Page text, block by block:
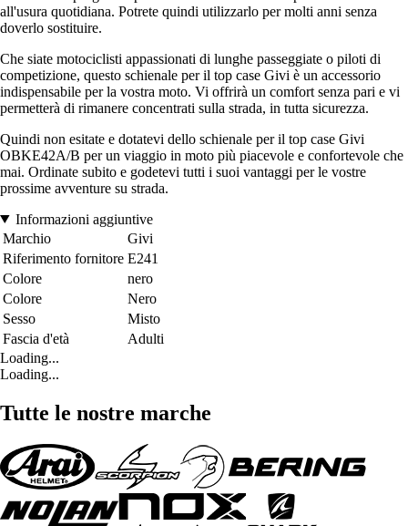
all'usura quotidiana. Potrete quindi utilizzarlo per molti anni senza
doverlo sostituire.
Che siate motociclisti appassionati di lunghe passeggiate o piloti di
competizione, questo schienale per il top case Givi è un accessorio
indispensabile per la vostra moto. Vi offrirà un comfort senza pari e vi
permetterà di rimanere concentrati sulla strada, in tutta sicurezza.
Quindi non esitate e dotatevi dello schienale per il top case Givi
OBKE42A/B per un viaggio in moto più piacevole e confortevole che
mai. Ordinate subito e godetevi tutti i suoi vantaggi per le vostre
prossime avventure su strada.
Informazioni aggiuntive
Marchio
Givi
Riferimento fornitore E241
Colore
nero
Colore
Nero
Sesso
Misto
Fascia d'età
Adulti
Loading...
Loading...
Tutte le nostre marche